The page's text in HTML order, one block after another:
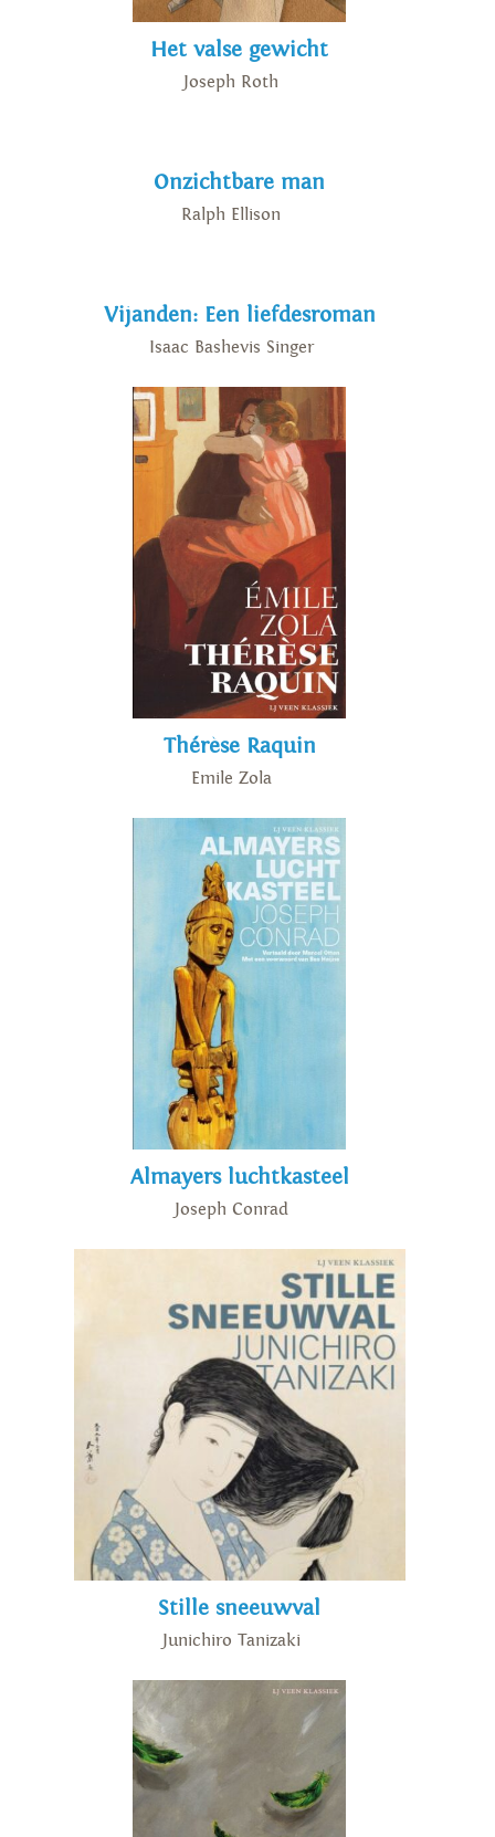
Het valse gewicht
Joseph Roth
Onzichtbare man
Ralph Ellison
Vijanden: Een liefdesroman
Isaac Bashevis Singer
Thérèse Raquin
Emile Zola
Almayers luchtkasteel
Joseph Conrad
Stille sneeuwval
Junichiro Tanizaki